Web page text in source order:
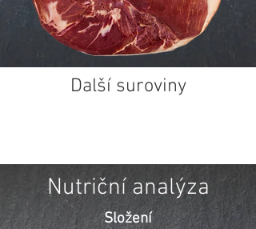
Další suroviny
Nutriční analýza
Složení